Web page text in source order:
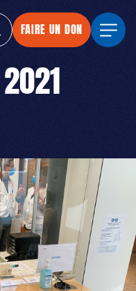
UN DON FAIRE UN DON
FAIRE UN DON